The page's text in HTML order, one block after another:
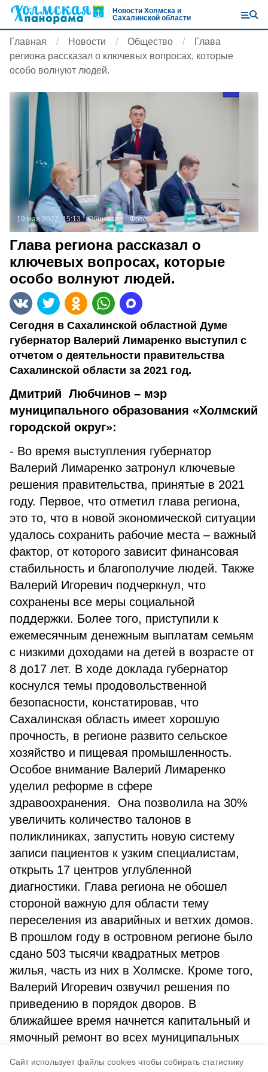
Cайт использует файлы cookies чтобы собирать статистику
Новости Холмска и
Сахалинской области
Главная Новости Общество
Глава
региона рассказал о ключевых вопросах, которые
особо волнуют людей.
19 мая 2022, 15:13 Общество Фото:
Глава региона рассказал о
ключевых вопросах, которые
особо волнуют людей.
Сегодня в Сахалинской областной Думе
губернатор Валерий Лимаренко выступил с
отчетом о деятельности правительства
Сахалинской области за 2021 год.
Дмитрий Любчинов – мэр
муниципального образования «Холмский
городской округ»:
- Во время выступления губернатор
Валерий Лимаренко затронул ключевые
решения правительства, принятые в 2021
году. Первое, что отметил глава региона,
это то, что в новой экономической ситуации
удалось сохранить рабочие места – важный
фактор, от которого зависит финансовая
стабильность и благополучие людей. Также
Валерий Игоревич подчеркнул, что
сохранены все меры социальной
поддержки. Более того, приступили к
ежемесячным денежным выплатам семьям
с низкими доходами на детей в возрасте от
8 до17 лет. В ходе доклада губернатор
коснулся темы продовольственной
безопасности, констатировав, что
Сахалинская область имеет хорошую
прочность, в регионе развито сельское
хозяйство и пищевая промышленность.
Особое внимание Валерий Лимаренко
уделил реформе в сфере
здравоохранения. Она позволила на 30%
увеличить количество талонов в
поликлиниках, запустить новую систему
записи пациентов к узким специалистам,
открыть 17 центров углубленной
диагностики. Глава региона не обошел
стороной важную для области тему
переселения из аварийных и ветхих домов.
В прошлом году в островном регионе было
сдано 503 тысячи квадратных метров
жилья, часть из них в Холмске. Кроме того,
Валерий Игоревич озвучил решения по
приведению в порядок дворов. В
ближайшее время начнется капитальный и
ямочный ремонт во всех муниципальных